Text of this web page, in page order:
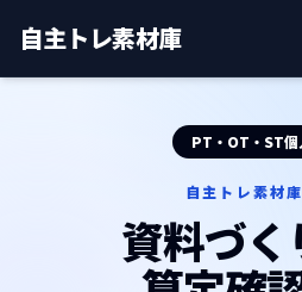
自主トレ素材庫
PT・OT・ST個
自主トレ素材
資料づく